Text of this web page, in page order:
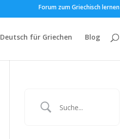
Forum zum Griechisch lernen
Deutsch für Griechen Blog